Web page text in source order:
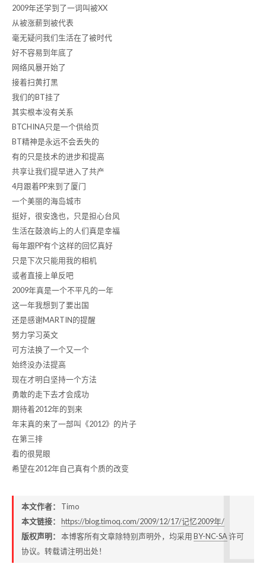
2009年还学到了一词叫被XX
从被涨薪到被代表
毫无疑问我们生活在了被时代
好不容易到年底了
网络风暴开始了
接着扫黄打黑
我们的BT挂了
其实根本没有关系
BTCHINA只是一个供给页
BT精神是永远不会丢失的
有的只是技术的进步和提高
共享让我们提早进入了共产
4月跟着PP来到了厦门
一个美丽的海岛城市
挺好，很安逸也，只是担心台风
生活在鼓浪屿上的人们真是幸福
每年跟PP有个这样的回忆真好
只是下次只能用我的相机
或者直接上单反吧
2009年真是一个不平凡的一年
这一年我想到了要出国
还是感谢MARTIN的提醒
努力学习英文
可方法换了一个又一个
始终没办法提高
现在才明白坚持一个方法
勇敢的走下去才会成功
期待着2012年的到来
年末真的来了一部叫《2012》的片子
在第三排
看的很晃眼
希望在2012年自己真有个质的改变
本文作者： Timo
本文链接：
https://blog.timoq.com/2009/12/17/记忆2009年/
版权声明： 本博客所有文章除特别声明外，均采用BY-NC-SA许可
协议。转载请注明出处！